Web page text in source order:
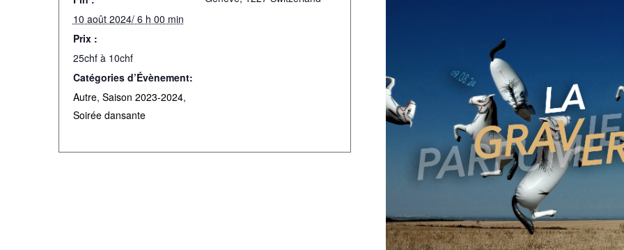
10 août 2024/ 6 h 00 min
Prix :
25chf à 10chf
Catégories d’Évènement:
Autre, Saison 2023-2024,
Soirée dansante